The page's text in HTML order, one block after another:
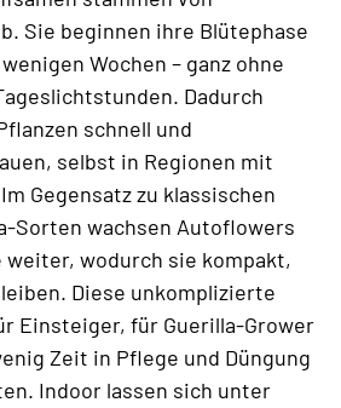
Sie beginnen ihre Blütephase
Wochen – ganz ohne
Dadurch
schnell und
selbst in Regionen mit
Gegensatz zu klassischen
Sorten wachsen Autoflowers
wodurch sie kompakt,
Diese unkomplizierte
Einsteiger, für Guerilla-Grower
Zeit in Pflege und Düngung
Indoor lassen sich unter